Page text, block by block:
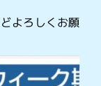
よろしくお願